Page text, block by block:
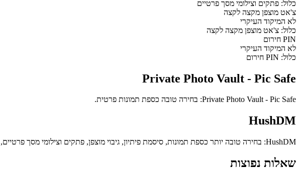
כלול: פתקים וצילומי מסך פרטיים
צ'אט מוצפן מקצה לקצה
לא המיקוד העיקרי
כלול: צ'אט מוצפן מקצה לקצה
PIN חירום
לא המיקוד העיקרי
כלול: PIN חירום
Private Photo Vault - Pic Safe
Private Photo Vault - Pic Safe: בחירה טובה כספת תמונות פרטית.
HushDM
HushDM: בחירה טובה יותר כספת תמונות, סיסמת פיתיון, גיבוי מוצפן, פתקים וצילומי מסך פרטיים, צ'אט מוצפן מקצה לקצה.
שאלות נפוצות